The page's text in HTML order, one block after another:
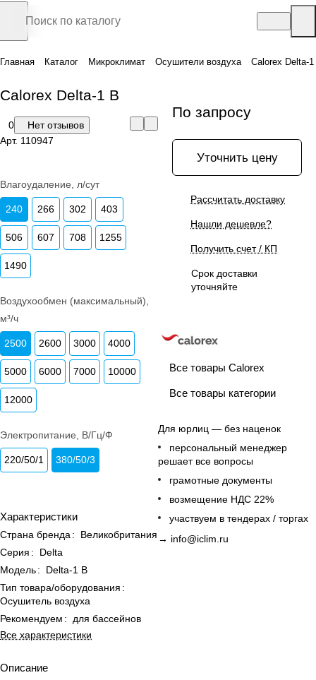
Главная Каталог Микроклимат Осушители воздуха Calorex Delta-
Calorex Delta-1 B
0
Нет отзывов
Арт. 110947
Влагоудаление, л/сут
240 266 302 403
506 607 708 1255
1490
Воздухообмен (максимальный),
м³/ч
2500 2600 3000 4000
5000 6000 7000 10000
12000
Электропитание, В/Гц/Ф
220/50/1 380/50/3
Характеристики
Страна бренда :
Великобритания
Серия :
Delta
Модель:
Delta-1 B
Тип товара/оборудования :
Осушитель воздуха
Рекомендуем :
для бассейнов
Все характеристики
Описание
По запросу
Уточнить цену
Рассчитать доставку
Нашли дешевле?
Получить счет / КП
Срок доставки
уточняйте
Все товары Calorex
Все товары категории
Для юрлиц — без наценок
персональный менеджер
решает все вопросы
грамотные документы
возмещение НДС 22%
участвуем в тендерах / торгах
→ info@iclim.ru